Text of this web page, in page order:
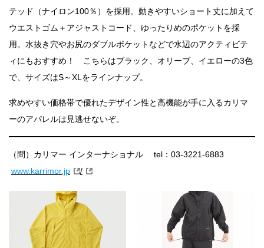
テッド（ナイロン100％）を採用。動きやすいショート丈に加えて
ウエストゴム＋アジャストコード、ゆったりめのポケットを採
用。水抜き穴やお尻のダブルポケットなどで水辺のアクティビテ
ィにもおすすめ！ こちらはブラック、オリーブ、イエローの3色
で、サイズはS～XLをラインナップ。
求めやすい価格帯で優れたデザイン性と高機能が手に入るカリマ
ーのアパレルは見逃せないぞ。
（問）カリマー インターナショナル tel：03-3221-6883
www.karrimor.jp
/